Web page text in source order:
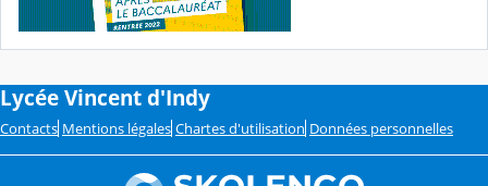
Lycée Vincent d'Indy
Contacts Mentions légales Chartes d'utilisation Données personnelles